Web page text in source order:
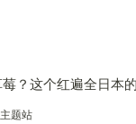
主题站